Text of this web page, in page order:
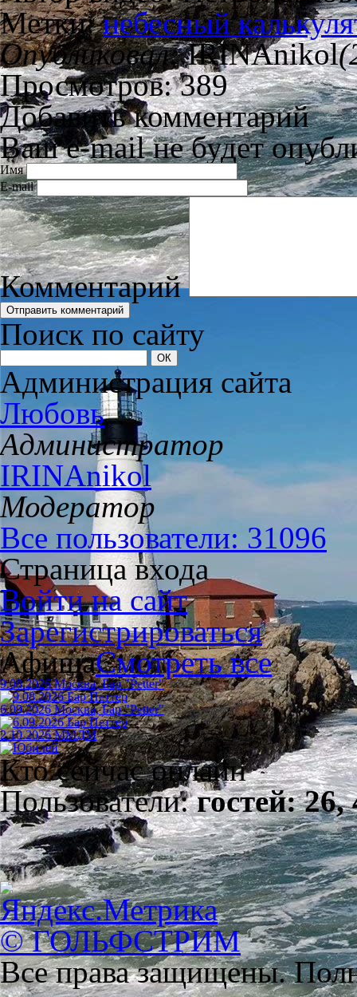
Метки:небесный
Опубликовал:IRINAnikol
Просмотров: 389
Добавить комментарий
Ваш e-mail не будет
Имя
E-mail
Комментарий
Поиск по сайту
Администрация сайта
Любовь
Администратор
IRINAnikol
Модератор
Все пользователи: 31096
Страница входа
Войти на сайт
Зарегистрироваться
АфишаСмотреть все
9.08.2026 Москва, Бар "Petter"
6.09.2026 Москва, Бар "Petter"
2.10.2026 ММДМ
Кто сейчас онлайн
Пользователи:гостей: 26,
© ГОЛЬФСТРИМ
Все права защищены.